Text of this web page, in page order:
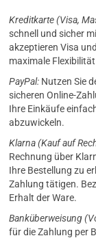
Kreditkarte (Visa,
schnell und sicher
akzeptieren Visa
maximale
PayPal: Nutzen Sie
sicheren Online-
Ihre Einkäufe
abzuwickeln.
Klarna (Kauf auf
Rechnung über
Ihre Bestellung zu
Zahlung tätigen.
Erhalt der Ware.
Banküberweisung
für die Zahlung per